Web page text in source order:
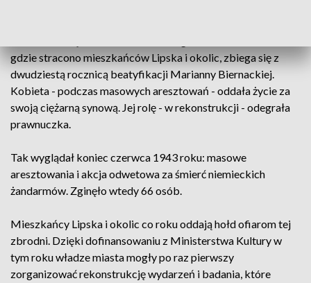
gdzie stracono mieszkańców Lipska i okolic, zbiega się z
dwudziestą rocznicą beatyfikacji Marianny Biernackiej.
Kobieta - podczas masowych aresztowań - oddała życie za
swoją ciężarną synową. Jej rolę - w rekonstrukcji - odegrała
prawnuczka.
Tak wyglądał koniec czerwca 1943 roku: masowe
aresztowania i akcja odwetowa za śmierć niemieckich
żandarmów. Zginęło wtedy 66 osób.
Mieszkańcy Lipska i okolic co roku oddają hołd ofiarom tej
zbrodni. Dzięki dofinansowaniu z Ministerstwa Kultury w
tym roku władze miasta mogły po raz pierwszy
zorganizować rekonstrukcję wydarzeń i badania, które